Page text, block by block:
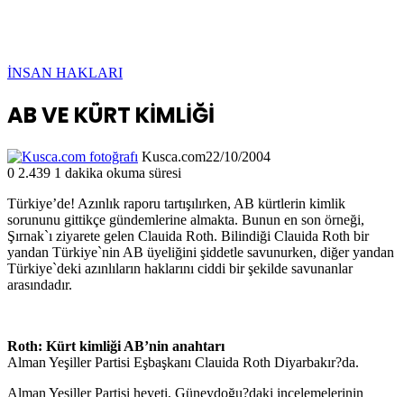
İNSAN HAKLARI
AB VE KÜRT KİMLİĞİ
Kusca.com22/10/2004
0 2.439 1 dakika okuma süresi
Türkiye’de! Azınlık raporu tartışılırken, AB kürtlerin kimlik
sorununu gittikçe gündemlerine almakta. Bunun en son örneği,
Şırnak`ı ziyarete gelen Clauida Roth. Bilindiği Clauida Roth bir
yandan Türkiye`nin AB üyeliğini şiddetle savunurken, diğer yandan
Türkiye`deki azınlıların haklarını ciddi bir şekilde savunanlar
arasındadır.
Roth: Kürt kimliği AB’nin anahtarı
Alman Yeşiller Partisi Eşbaşkanı Clauida Roth Diyarbakır?da.
Alman Yeşiller Partisi heyeti, Güneydoğu?daki incelemelerinin